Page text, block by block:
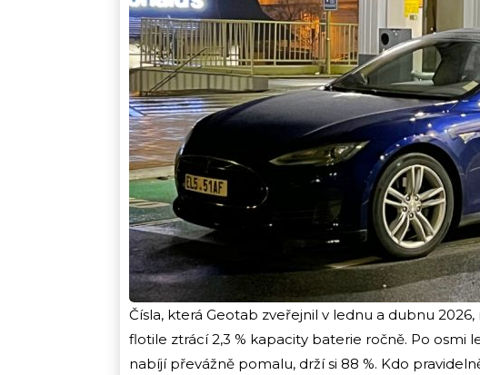
Čísla, která Geotab zveřejnil v lednu a dubnu
flotile ztrácí 2,3 % kapacity baterie ročně. Po osmi
nabíjí převážně pomalu, drží si 88 %. Kdo